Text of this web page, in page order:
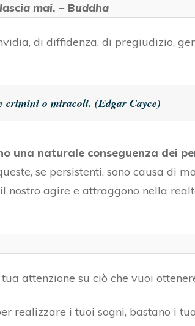
mai. – Buddha
di diffidenza, di pregiudizio,
crimini o miracoli. (Edgar Cayce)
una naturale conseguenza dei
se persistenti, sono causa di
nostro agire e attraggono nella
attenzione su ciò che vuoi
realizzare i tuoi sogni, bastano i